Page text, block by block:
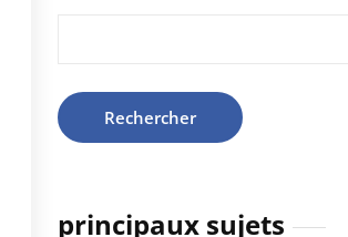
principaux sujets